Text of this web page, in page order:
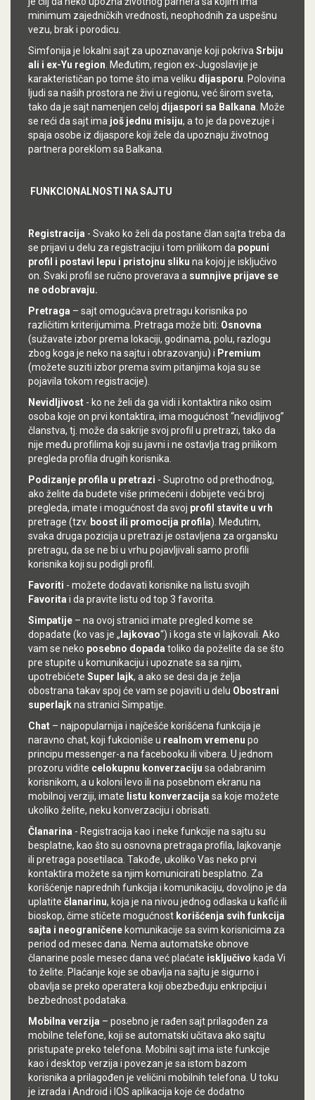
minimum zajedničkih vrednosti, neophodnih za uspešnu
vezu, brak i porodicu.
Simfonija je lokalni sajt za upoznavanje koji pokriva Srbiju
ali i ex-Yu region . Međutim, region ex-Jugoslavije je
karakterističan po tome što ima veliku dijasporu . Polovina
ljudi sa naših prostora ne živi u regionu, već širom sveta,
tako da je sajt namenjen celoj dijaspori sa Balkana . Može
se reći da sajt ima još jednu misiju, a to je da povezuje i
spaja osobe iz dijaspore koji žele da upoznaju životnog
partnera poreklom sa Balkana.
FUNKCIONALNOSTI NA SAJTU
Registracija - Svako ko želi da postane član sajta treba da
se prijavi u delu za registraciju i tom prilikom da popuni
profil i postavi lepu i pristojnu sliku na kojoj je isključivo
on. Svaki profil se ručno proverava a sumnjive prijave se
ne odobravaju.
Pretraga – sajt omogućava pretragu korisnika po
različitim kriterijumima. Pretraga može biti: Osnovna
(sužavate izbor prema lokaciji, godinama, polu, razlogu
zbog koga je neko na sajtu i obrazovanju) i Premium
(možete suziti izbor prema svim pitanjima koja su se
pojavila tokom registracije).
Nevidljivost - ko ne želi da ga vidi i kontaktira niko osim
osoba koje on prvi kontaktira, ima mogućnost “nevidljivog”
članstva, tj. može da sakrije svoj profil u pretrazi, tako da
nije među profilima koji su javni i ne ostavlja trag prilikom
pregleda profila drugih korisnika.
Podizanje profila u pretrazi - Suprotno od prethodnog,
ako želite da budete više primećeni i dobijete veći broj
pregleda, imate i mogućnost da svoj profil stavite u vrh
pretrage (tzv. boost ili promocija profila). Međutim,
svaka druga pozicija u pretrazi je ostavljena za organsku
pretragu, da se ne bi u vrhu pojavljivali samo profili
korisnika koji su podigli profil.
Favoriti - možete dodavati korisnike na listu svojih
Favorita i da pravite listu od top 3 favorita.
Simpatije – na ovoj stranici imate pregled kome se
dopadate (ko vas je „ lajkovao“) i koga ste vi lajkovali. Ako
vam se neko posebno dopada toliko da poželite da se što
pre stupite u komunikaciju i upoznate sa sa njim,
upotrebićete Super lajk, a ako se desi da je želja
obostrana takav spoj će vam se pojaviti u delu Obostrani
superlajkna stranici Simpatije.
Chat – najpopularnija i najčešće korišćena funkcija je
naravno chat, koji fukcioniše u realnom vremenu po
principu messenger-a na facebooku ili vibera. U jednom
prozoru vidite celokupnu konverzaciju sa odabranim
korisnikom, a u koloni levo ili na posebnom ekranu na
mobilnoj verziji, imate listu konverzacija sa koje možete
ukoliko želite, neku konverzaciju i obrisati.
Članarina - Registracija kao i neke funkcije na sajtu su
besplatne, kao što su osnovna pretraga profila, lajkovanje
ili pretraga posetilaca. Takođe, ukoliko Vas neko prvi
kontaktira možete sa njim komunicirati besplatno. Za
korišćenje naprednih funkcija i komunikaciju, dovoljno je da
uplatite članarinu, koja je na nivou jednog odlaska u kafić ili
bioskop, čime stičete mogućnost korišćenja svih funkcija
sajta i neograničene komunikacije sa svim korisnicima za
period od mesec dana. Nema automatske obnove
članarine posle mesec dana već plaćate isključivo kada Vi
to želite. Plaćanje koje se obavlja na sajtu je sigurno i
obavlja se preko operatera koji obezbeđuju enkripciju i
bezbednost podataka.
Mobilna verzija – posebno je rađen sajt prilagođen za
mobilne telefone, koji se automatski učitava ako sajtu
pristupate preko telefona. Mobilni sajt ima iste funkcije
kao i desktop verzija i povezan je sa istom bazom
korisnika a prilagođen je veličini mobilnih telefona. U toku
je izrada i Android i IOS aplikacija koje će dodatno